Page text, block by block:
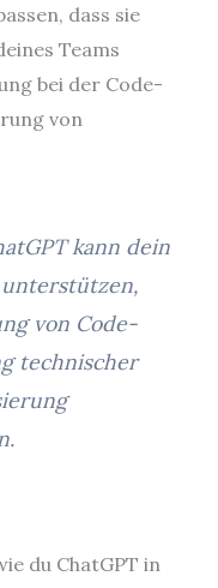
dass sie
Teams
bei der Code-
von
kann dein
unterstützen,
von Code-
technischer
du ChatGPT in